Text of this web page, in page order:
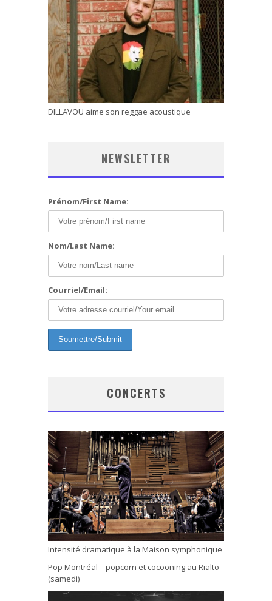
DILLAVOU aime son reggae acoustique
NEWSLETTER
Prénom/First Name:
Nom/Last Name:
Courriel/Email:
CONCERTS
Intensité dramatique à la Maison symphonique
Pop Montréal – popcorn et cocooning au Rialto
(samedi)